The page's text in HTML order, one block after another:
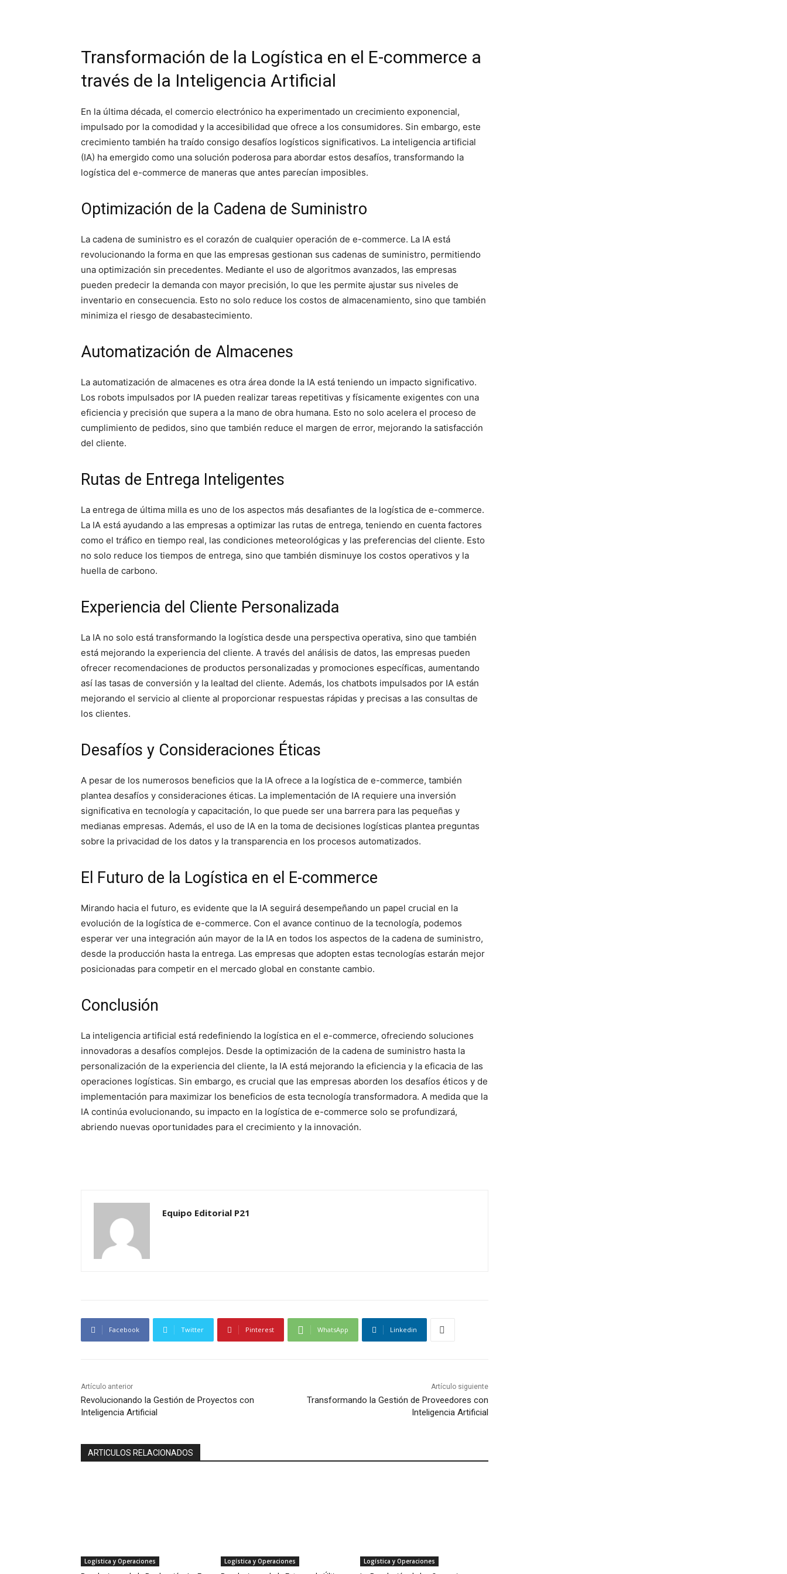
Transformación de la Logística en el E-commerce a
través de la Inteligencia Artificial
En la última década, el comercio electrónico ha experimentado un crecimiento exponencial,
impulsado por la comodidad y la accesibilidad que ofrece a los consumidores. Sin embargo, este
crecimiento también ha traído consigo desafíos logísticos significativos. La inteligencia artificial
(IA) ha emergido como una solución poderosa para abordar estos desafíos, transformando la
logística del e-commerce de maneras que antes parecían imposibles.
Optimización de la Cadena de Suministro
La cadena de suministro es el corazón de cualquier operación de e-commerce. La IA está
revolucionando la forma en que las empresas gestionan sus cadenas de suministro, permitiendo
una optimización sin precedentes. Mediante el uso de algoritmos avanzados, las empresas
pueden predecir la demanda con mayor precisión, lo que les permite ajustar sus niveles de
inventario en consecuencia. Esto no solo reduce los costos de almacenamiento, sino que también
minimiza el riesgo de desabastecimiento.
Automatización de Almacenes
La automatización de almacenes es otra área donde la IA está teniendo un impacto significativo.
Los robots impulsados por IA pueden realizar tareas repetitivas y físicamente exigentes con una
eficiencia y precisión que supera a la mano de obra humana. Esto no solo acelera el proceso de
cumplimiento de pedidos, sino que también reduce el margen de error, mejorando la satisfacción
del cliente.
Rutas de Entrega Inteligentes
La entrega de última milla es uno de los aspectos más desafiantes de la logística de e-commerce.
La IA está ayudando a las empresas a optimizar las rutas de entrega, teniendo en cuenta factores
como el tráfico en tiempo real, las condiciones meteorológicas y las preferencias del cliente. Esto
no solo reduce los tiempos de entrega, sino que también disminuye los costos operativos y la
huella de carbono.
Experiencia del Cliente Personalizada
La IA no solo está transformando la logística desde una perspectiva operativa, sino que también
está mejorando la experiencia del cliente. A través del análisis de datos, las empresas pueden
ofrecer recomendaciones de productos personalizadas y promociones específicas, aumentando
así las tasas de conversión y la lealtad del cliente. Además, los chatbots impulsados por IA están
mejorando el servicio al cliente al proporcionar respuestas rápidas y precisas a las consultas de
los clientes.
Desafíos y Consideraciones Éticas
A pesar de los numerosos beneficios que la IA ofrece a la logística de e-commerce, también
plantea desafíos y consideraciones éticas. La implementación de IA requiere una inversión
significativa en tecnología y capacitación, lo que puede ser una barrera para las pequeñas y
medianas empresas. Además, el uso de IA en la toma de decisiones logísticas plantea preguntas
sobre la privacidad de los datos y la transparencia en los procesos automatizados.
El Futuro de la Logística en el E-commerce
Mirando hacia el futuro, es evidente que la IA seguirá desempeñando un papel crucial en la
evolución de la logística de e-commerce. Con el avance continuo de la tecnología, podemos
esperar ver una integración aún mayor de la IA en todos los aspectos de la cadena de suministro,
desde la producción hasta la entrega. Las empresas que adopten estas tecnologías estarán mejor
posicionadas para competir en el mercado global en constante cambio.
Conclusión
La inteligencia artificial está redefiniendo la logística en el e-commerce, ofreciendo soluciones
innovadoras a desafíos complejos. Desde la optimización de la cadena de suministro hasta la
personalización de la experiencia del cliente, la IA está mejorando la eficiencia y la eficacia de las
operaciones logísticas. Sin embargo, es crucial que las empresas aborden los desafíos éticos y de
implementación para maximizar los beneficios de esta tecnología transformadora. A medida que la
IA continúa evolucionando, su impacto en la logística de e-commerce solo se profundizará,
abriendo nuevas oportunidades para el crecimiento y la innovación.
Equipo Editorial P21
Facebook Twitter Pinterest WhatsApp Linkedin
Artículo anterior
Revolucionando la Gestión de Proyectos con
Inteligencia Artificial
Artículo siguiente
Transformando la Gestión de Proveedores con
Inteligencia Artificial
ARTICULOS RELACIONADOS
Logística y Operaciones Logística y Operaciones Logística y Operaciones